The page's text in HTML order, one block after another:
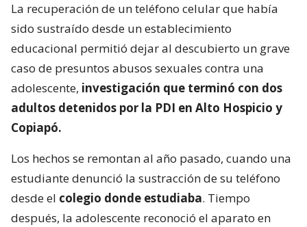
La recuperación de un teléfono celular que había
sido sustraído desde un establecimiento
educacional permitió dejar al descubierto un grave
caso de presuntos abusos sexuales contra una
adolescente, investigación que terminó con dos
adultos detenidos por la PDI en Alto Hospicio y
Copiapó.
Los hechos se remontan al año pasado, cuando una
estudiante denunció la sustracción de su teléfono
desde el colegio donde estudiaba. Tiempo
después, la adolescente reconoció el aparato en